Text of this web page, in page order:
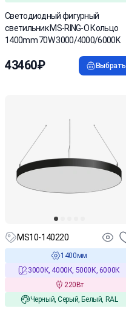
Светодиодный фигурный
светильник MS-RING-O Кольцо
1400mm 70W 3000/4000/6000K
43460₽ Выбрать
MS10-140220
1400мм
3000К, 4000К, 5000К, 6000К
220Вт
Черный, Серый, Белый, RAL